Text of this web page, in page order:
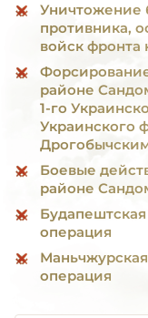
Уничтожение
противника,
войск фронта
районе
1-го
Украинского
Боевые
районе
Будапештская
операция
Маньчжурская
операция